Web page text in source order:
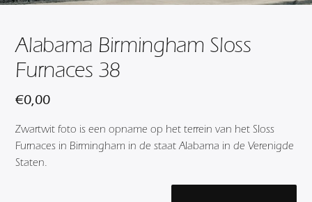
Alabama Birmingham Sloss
Furnaces 38
€0,00
Zwartwit foto is een opname op het terrein van het Sloss
Furnaces in Birmingham in de staat Alabama in de Verenigde
Staten.